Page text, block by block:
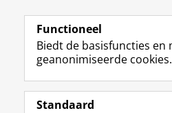
Laatst gewijzigd: 14
Volg de RUG
F
a
Functioneel
Biedt de basisfuncties en
geanonimiseerde cookies.
Standaard